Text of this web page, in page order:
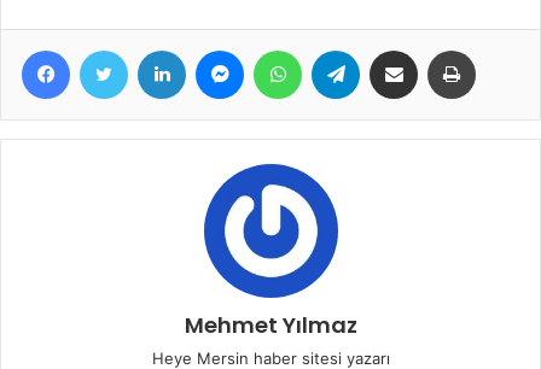
FacebookTwitter LinkedIn MessengerWhatsAppTelegram E-Posta ile paylaş
Mehmet Yılmaz
Heye Mersin haber sitesi yazarı